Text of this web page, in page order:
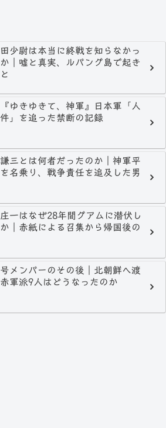
少尉は本当に終戦を知らなかっ
｜嘘と真実、ルバング島で起き
ゆきゆきて、神軍』日本軍「人
」を追った禁断の記録
三とは何者だったのか｜神軍平
名乗り、戦争責任を追及した男
一はなぜ28年間グアムに潜伏し
｜赤紙による召集から帰国後の
メンバーのその後｜北朝鮮へ渡
軍派9人はどうなったのか